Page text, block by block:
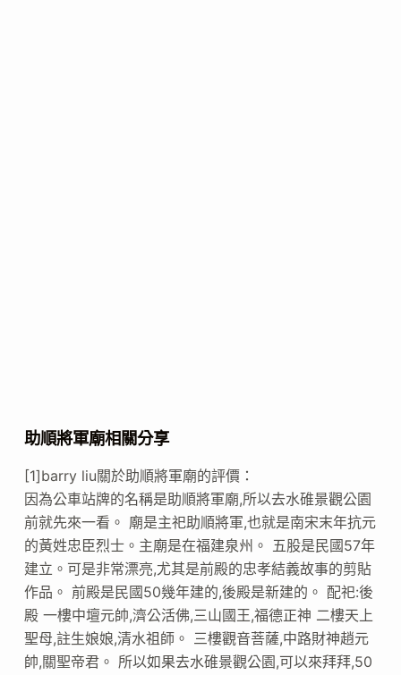
助順將軍廟相關分享
[1]barry liu關於助順將軍廟的評價：
因為公車站牌的名稱是助順將軍廟,所以去水碓景觀公園
前就先來一看。 廟是主祀助順將軍,也就是南宋末年抗元
的黃姓忠臣烈士。主廟是在福建泉州。 五股是民國57年
建立。可是非常漂亮,尤其是前殿的忠孝結義故事的剪貼
作品。 前殿是民國50幾年建的,後殿是新建的。 配祀:後
殿 一樓中壇元帥,濟公活佛,三山國王,福德正神 二樓天上
聖母,註生娘娘,清水祖師。 三樓觀音菩薩,中路財神趙元
帥,關聖帝君。 所以如果去水碓景觀公園,可以來拜拜,50